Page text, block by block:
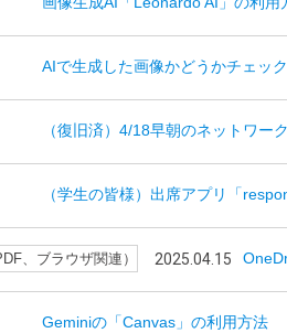
AIで生成した画像かどうかチェッ
（復旧済）4/18早朝のネットワー
（学生の皆様）出席アプリ「
、ブラウザ関連） 2025.04.15
Geminiの「Canvas」の利用方法